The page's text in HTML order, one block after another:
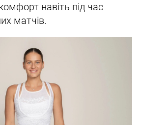
навіть під час
матчів.